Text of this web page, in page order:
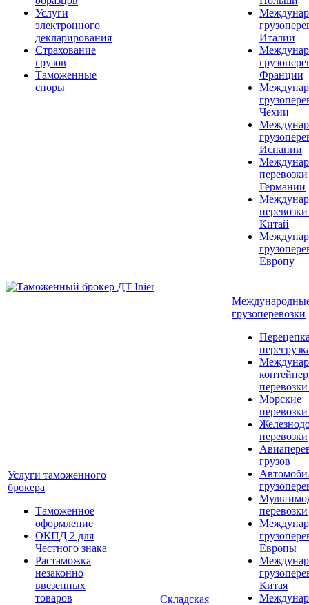
Услуги
электронного
декларирования
Страхование
грузов
Таможенные
споры
Италии
Франции
Чехии
Испании
Германии
Китай
Европу
Услуги таможенного
брокера
Таможенное
оформление
ОКПД 2 для
Честного знака
Растаможка
незаконно
ввезенных
товаров
Складская
грузоперевозки
Морские
перевозки
грузов
перевозки
Европы
Китая